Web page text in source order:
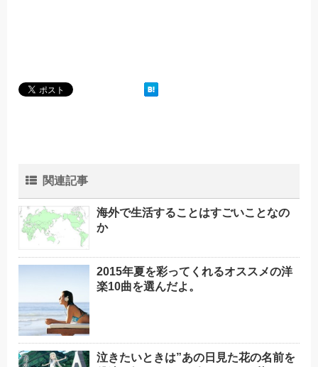
関連記事
海外で生活することはすごいことなの
か
2015年夏を彩ってくれるオススメの洋
楽10曲を選んだよ。
泣きたいときは”あの日見た花の名前を